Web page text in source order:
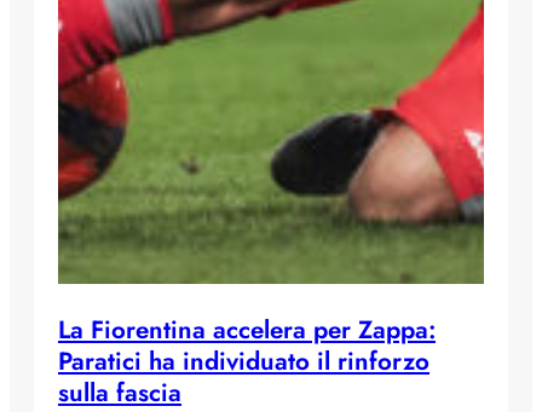
La Fiorentina accelera per Zappa:
Paratici ha individuato il rinforzo
sulla fascia